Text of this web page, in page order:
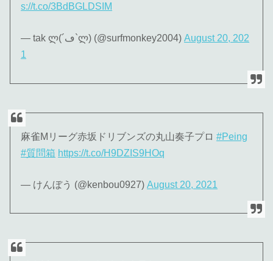
s://t.co/3BdBGLDSIM
— tak ლ(´ڡ`ლ) (@surfmonkey2004)August 20, 202
1
麻雀Mリーグ赤坂ドリブンズの丸山奏子プロ#Peing
#質問箱 https://t.co/H9DZIS9HOq
— けんぼう (@kenbou0927)August 20, 2021